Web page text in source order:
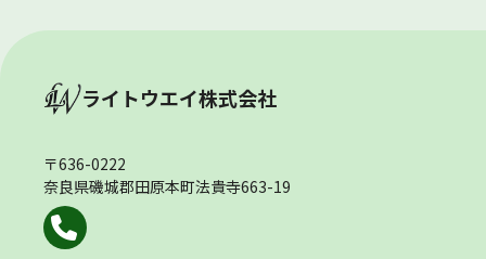
ライトウエイ株式会社
〒636-0222
奈良県磯城郡田原本町法貴寺663-19